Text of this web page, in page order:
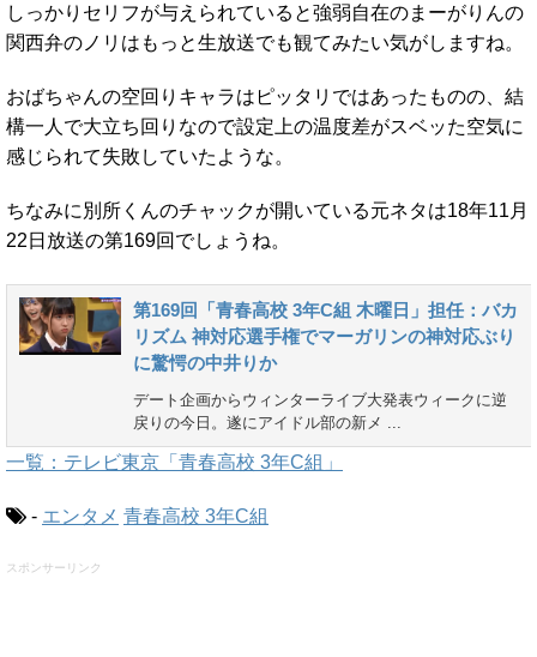
しっかりセリフが与えられていると強弱自在のまーがりんの
関西弁のノリはもっと生放送でも観てみたい気がしますね。
おばちゃんの空回りキャラはピッタリではあったものの、結
構一人で大立ち回りなので設定上の温度差がスベッた空気に
感じられて失敗していたような。
ちなみに別所くんのチャックが開いている元ネタは18年11月
22日放送の第169回でしょうね。
第169回「青春高校 3年C組 木曜日」担任：バカ
リズム 神対応選手権でマーガリンの神対応ぶり
に驚愕の中井りか
デート企画からウィンターライブ大発表ウィークに逆
戻りの今日。遂にアイドル部の新メ ...
一覧：テレビ東京「青春高校 3年C組」
- エンタメ 青春高校 3年C組
スポンサーリンク